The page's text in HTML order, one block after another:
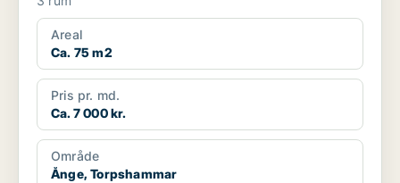
Areal
Ca. 75 m2
Pris pr. md.
Ca. 7 000 kr.
Område
Ånge, Torpshammar